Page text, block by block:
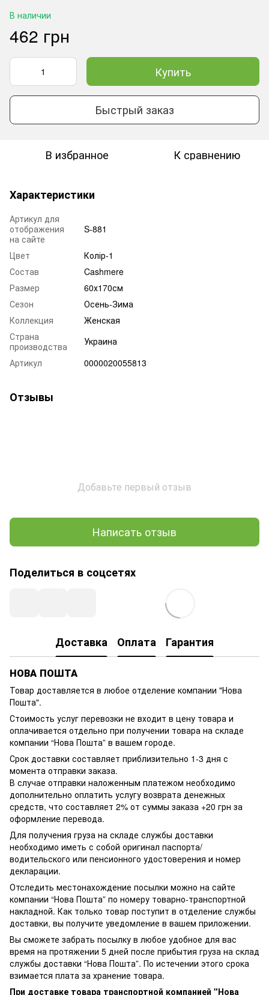
В наличии
462 грн
Купить
Быстрый заказ
В избранное К сравнению
Характеристики
Артикул для
отображения
на сайте
S-881
Цвет
Колір-1
Состав
Cashmere
Размер
60х170см
Сезон
Осень-Зима
Коллекция
Женская
Страна
производства
Украина
Артикул
0000020055813
Отзывы
Добавьте первый отзыв
Написать отзыв
Поделиться в соцсетях
Доставка Оплата Гарантия
НОВА ПОШТА
Товар доставляется в любое отделение компании "Нова
Пошта".
Стоимость услуг перевозки не входит в цену товара и
оплачивается отдельно при получении товара на складе
компании “Нова Пошта” в вашем городе.
Срок доставки составляет приблизительно 1-3 дня с
момента отправки заказа.
В случае отправки наложенным платежом необходимо
дополнительно оплатить услугу возврата денежных
средств, что составляет 2% от суммы заказа +20 грн за
оформление перевода.
Для получения груза на складе службы доставки
необходимо иметь с собой оригинал паспорта/
водительского или пенсионного удостоверения и номер
декларации.
Отследить местонахождение посылки можно на сайте
компании “Нова Пошта” по номеру товарно-транспортной
накладной. Как только товар поступит в отделение службы
доставки, вы получите уведомление в вашем приложении.
Вы сможете забрать посылку в любое удобное для вас
время на протяжении 5 дней после прибытия груза на склад
службы доставки “Нова Пошта”. По истечении этого срока
взимается плата за хранение товара.
При доставке товара транспортной компанией "Нова